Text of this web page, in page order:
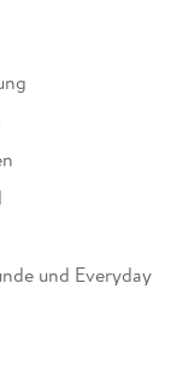
und Everyday